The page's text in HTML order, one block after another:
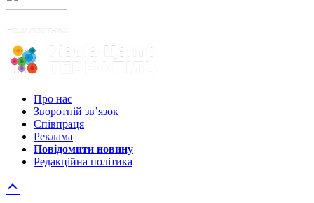
Про нас
Зворотній зв’язок
Співпраця
Реклама
Повідомити новину
Редакційна політика